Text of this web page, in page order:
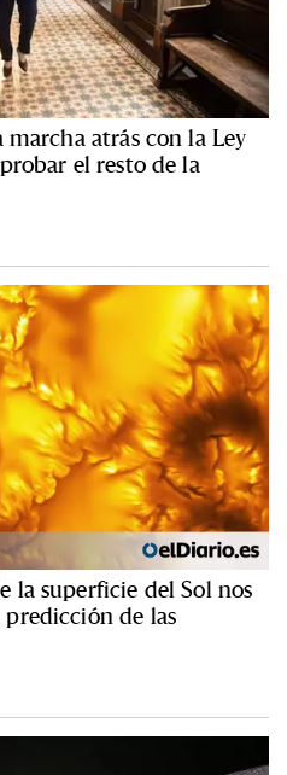
atrás con la Ley
el resto de la
la superficie del Sol nos
de las